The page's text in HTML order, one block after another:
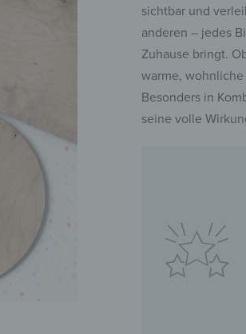
sichtbar und
anderen – jedes
Zuhause bringt.
warme,
Besonders in
seine volle